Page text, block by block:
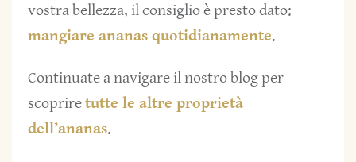
vostra bellezza, il consiglio è presto dato:
mangiare ananas quotidianamente.
Continuate a navigare il nostro blog per
scopriretutte le altre proprietà
dell’ananas.